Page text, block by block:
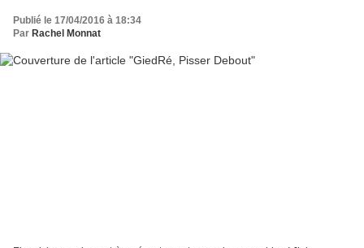
Publié le 17/04/2016 à 18:34
Par Rachel Monnat